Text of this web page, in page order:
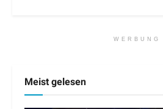
WERBUNG
Meist gelesen